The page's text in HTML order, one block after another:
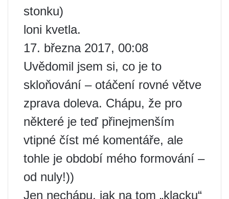
stonku)
loni kvetla.
17. března 2017, 00:08
Uvědomil jsem si, co je to
skloňování – otáčení rovné větve
zprava doleva. Chápu, že pro
některé je teď přinejmenším
vtipné číst mé komentáře, ale
tohle je období mého formování –
od nuly!))
Jen nechápu, jak na tom „klacku“